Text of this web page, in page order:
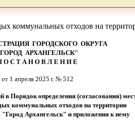
коммунальных отходов на
ГОРОДСКОГО ОКРУГА
АРХАНГЕЛЬСК"
О С Т А Н О В Л Е Н И Е
от 1 апреля 2025 г. № 512
в Порядок определения (согласования)
коммунальных отходов на территории
"Город Архангельск" и приложения к нему